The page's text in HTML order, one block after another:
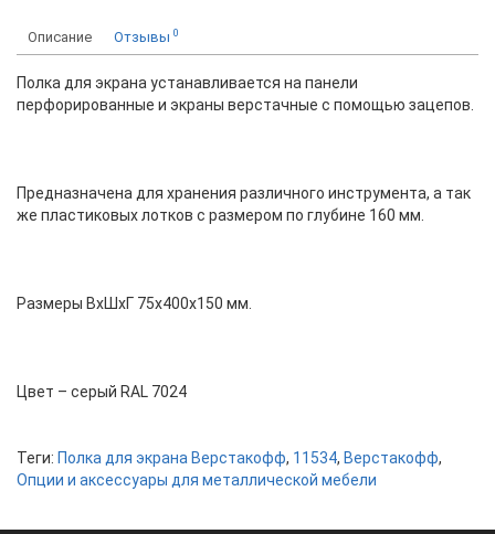
Описание Отзывы 0
Полка для экрана устанавливается на панели
перфорированные и экраны верстачные с помощью зацепов.
Предназначена для хранения различного инструмента, а так
же пластиковых лотков с размером по глубине 160 мм.
Размеры ВхШхГ 75х400х150 мм.
Цвет – серый RAL 7024
Теги: Полка для экрана Верстакофф, 11534, Верстакофф,
Опции и аксессуары для металлической мебели